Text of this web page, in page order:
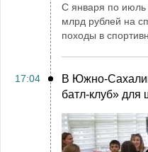
С января по июль
млрд рублей на
походы в
17:04
В Южно-
батл-клуб» для